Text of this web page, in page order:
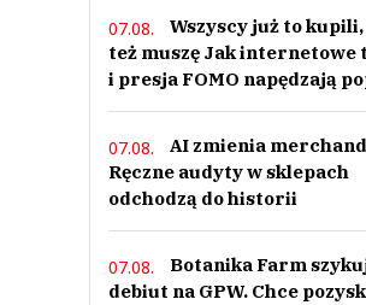
07.08.
Wszyscy już to
też muszę Jak internetowe
i presja FOMO napędzają
07.08.
AI zmienia
Ręczne audyty w sklepach
odchodzą do historii
07.08.
Botanika Farm
debiut na GPW. Chce